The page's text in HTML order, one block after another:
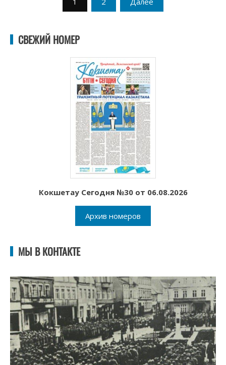
СВЕЖИЙ НОМЕР
Кокшетау Сегодня №30 от 06.08.2026
Архив номеров
МЫ В КОНТАКТЕ